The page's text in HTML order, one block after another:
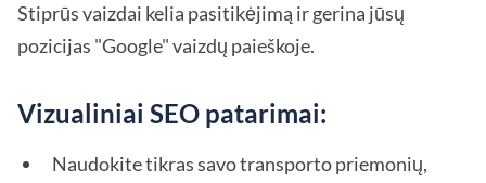
Stiprūs vaizdai kelia pasitikėjimą ir gerina jūsų
pozicijas "Google" vaizdų paieškoje.
Vizualiniai SEO patarimai:
Naudokite tikras savo transporto priemonių,